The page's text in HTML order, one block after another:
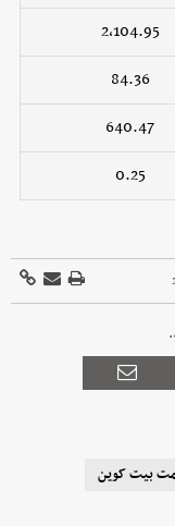
2,104.95
84.36
640.47
0.25
بیت کوین